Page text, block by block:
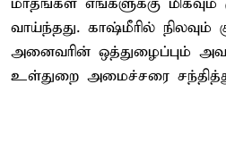
வாய்ந்தது. காஷ்மீரில்
அனைவரின் ஒத்துழைப்பும்
உள்துறை அமைச்சரை